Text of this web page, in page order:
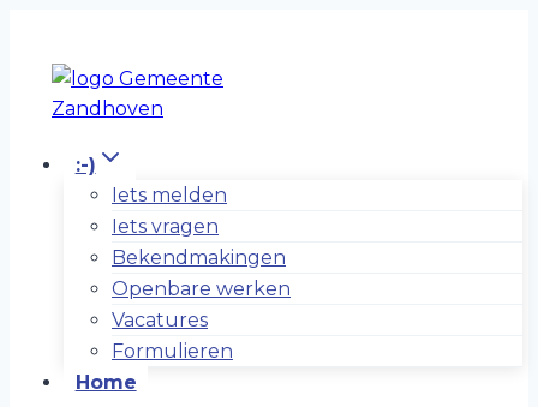
inhoud
:-)
Iets melden
Iets vragen
Bekendmakingen
Openbare werken
Vacatures
Formulieren
Home